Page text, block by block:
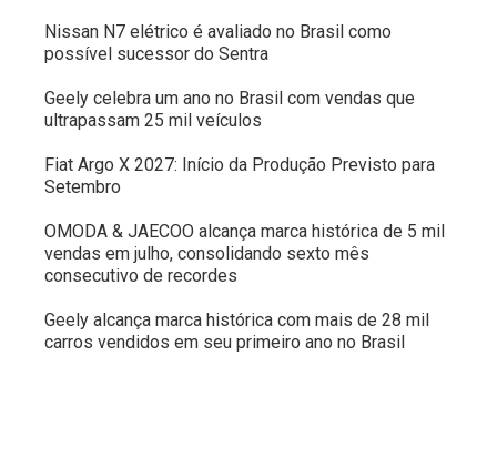
Nissan N7 elétrico é avaliado no Brasil como
possível sucessor do Sentra
Geely celebra um ano no Brasil com vendas que
ultrapassam 25 mil veículos
Fiat Argo X 2027: Início da Produção Previsto para
Setembro
OMODA & JAECOO alcança marca histórica de 5 mil
vendas em julho, consolidando sexto mês
consecutivo de recordes
Geely alcança marca histórica com mais de 28 mil
carros vendidos em seu primeiro ano no Brasil